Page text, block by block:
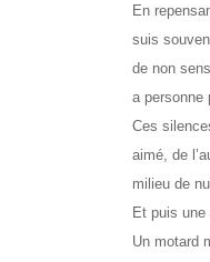
En
suis
de non
a personne
Ces
aimé, de
milieu de
Et puis une
Un motard